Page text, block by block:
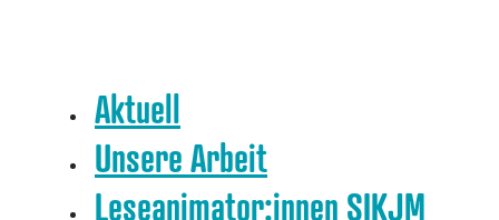
Aktuell
Unsere Arbeit
Leseanimator:innen SIKJM